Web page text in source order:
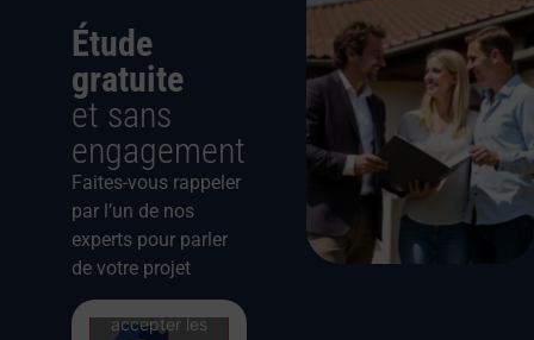
Étude
gratuite
et sans
engagement
Faites-vous rappeler
par l’un de nos
experts pour parler
de votre projet
Cliquez pour
accepter les